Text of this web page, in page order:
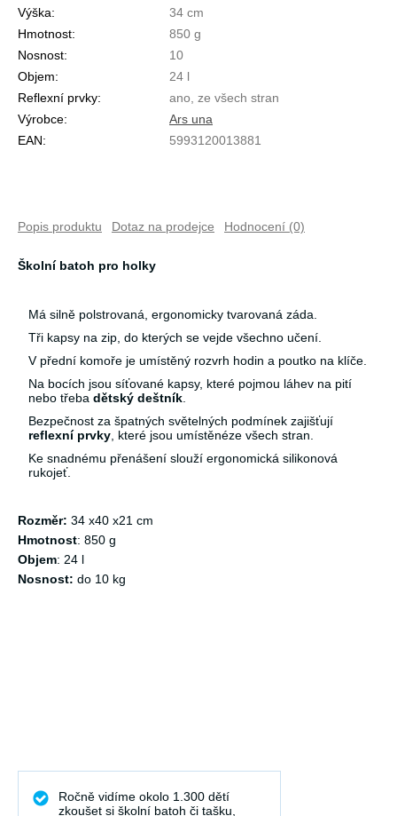
Výška:
34 cm
Hmotnost:
850 g
Nosnost:
10
Objem:
24 l
Reflexní prvky:
ano, ze všech stran
Výrobce:
Ars una
EAN:
5993120013881
Popis produktu Dotaz na prodejce Hodnocení (0)
Školní batoh pro holky
Má silně polstrovaná, ergonomicky tvarovaná záda.
Tři kapsy na zip, do kterých se vejde všechno učení.
V přední komoře je umístěný rozvrh hodin a poutko na klíče.
Na bocích jsou síťované kapsy, které pojmou láhev na pití
nebo třeba dětský deštník.
Bezpečnost za špatných světelných podmínek zajišťují
reflexní prvky, které jsou umístěnéze všech stran.
Ke snadnému přenášení slouží ergonomická silikonová
rukojeť.
Rozměr: 34 x40 x21 cm
Hmotnost: 850 g
Objem: 24 l
Nosnost: do 10 kg
Ročně vidíme okolo 1.300 dětí
zkoušet si školní batoh či tašku,